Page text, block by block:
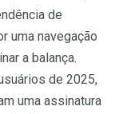
de
uma navegação
a balança.
de 2025,
uma assinatura